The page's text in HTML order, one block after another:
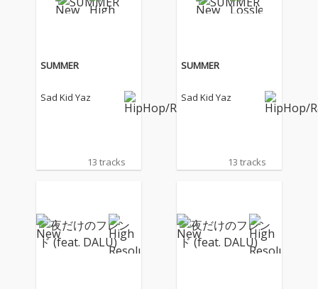
SUMMER
Sad Kid Yaz
13 tracks
SUMMER
Sad Kid Yaz
13 tracks